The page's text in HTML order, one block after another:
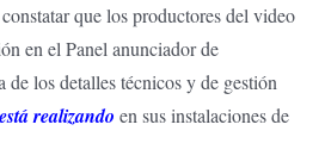
que los productores del video
en el Panel anunciador de
los detalles técnicos y de gestión
realizando en sus instalaciones de